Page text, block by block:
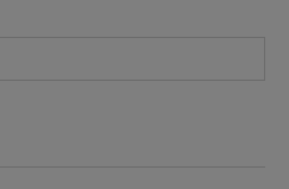
kosztów płatności